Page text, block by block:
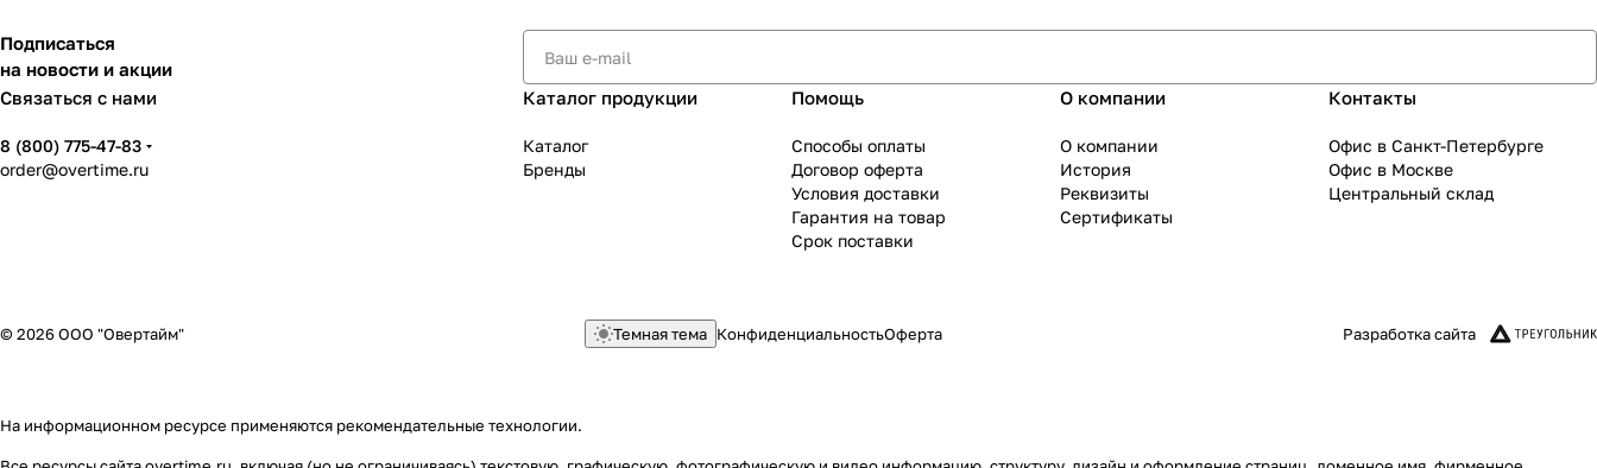
Подписаться
на новости и акции
Связаться с нами
8 (800) 775-47-83
order@overtime.ru
Каталог продукции
Каталог
Бренды
Помощь
Способы оплаты
Договор оферта
Условия доставки
Гарантия на товар
Срок поставки
О компании
О компании
История
Реквизиты
Сертификаты
Контакты
Офис в Санкт-Петербурге
Офис в Москве
Центральный склад
© 2026 ООО "Овертайм" Темная тема КонфиденциальностьОферта Разработка сайта
На информационном ресурсе применяются рекомендательные технологии.